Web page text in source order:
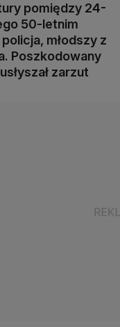
pomiędzy 24-
50-letnim
młodszy z
Poszkodowany
zarzut